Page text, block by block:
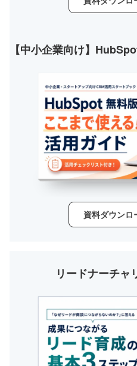
【中小企業向け】
資料ダウンロ
リードナーチャ